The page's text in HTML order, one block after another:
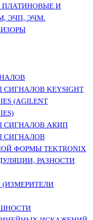
ПЛАТИНОВЫЕ И
ЭЧП, ЭЧМ.
СИГНАЛОВ KEYSIGHT
(AGILENT
СИГНАЛОВ АКИП
СИГНАЛОВ
ФОРМЫ TEKTRONIX
РАЗНОСТИ
(ИЗМЕРИТЕЛИ